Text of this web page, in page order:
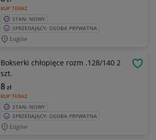
KUP TERAZ
STAN: NOWY
SPRZEDAJĄCY: OSOBA PRYWATNA
Łagów
Bokserki chłopięce rozm .128/140 2
szt.
KUP TERAZ
8zł
STAN: NOWY
SPRZEDAJĄCY: OSOBA PRYWATNA
Łagów